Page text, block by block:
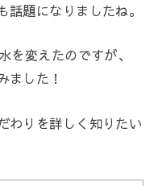
題になりましたね。
を変えたのですが、
ました！
わりを詳しく知りたい